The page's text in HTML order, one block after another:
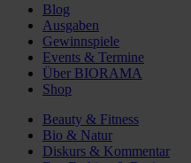
Blog
Ausgaben
Gewinnspiele
Events & Termine
Über BIORAMA
Shop
Beauty & Fitness
Bio & Natur
Diskurs & Kommentar